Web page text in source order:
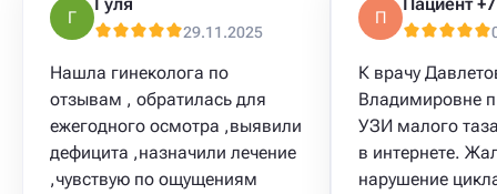
Г
Гуля
29.11.2025
Нашла гинеколога по
отзывам , обратилась для
ежегодного осмотра ,выявили
дефицита ,назначили лечение
,чувствую по ощущениям
П
К врачу
Владимировне
УЗИ малого
в интернете.
нарушение